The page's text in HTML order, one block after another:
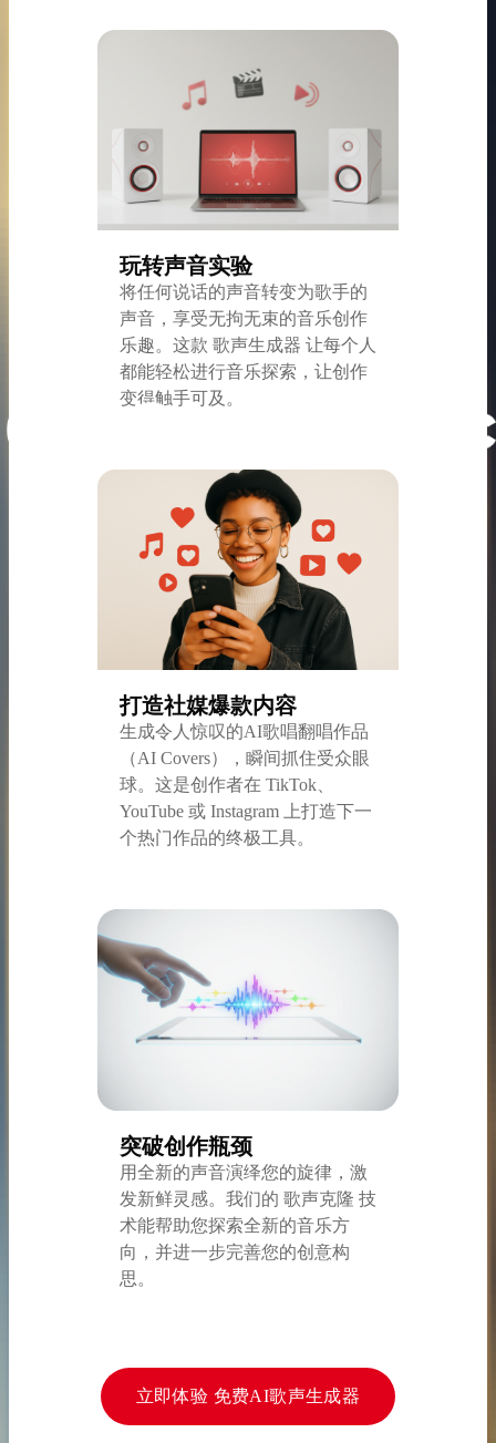
玩转声音实验
将任何说话的声音转变为歌手的
声音，享受无拘无束的音乐创作
乐趣。这款 歌声生成器 让每个人
都能轻松进行音乐探索，让创作
变得触手可及。
打造社媒爆款内容
生成令人惊叹的AI歌唱翻唱作品
（AI Covers），瞬间抓住受众眼
球。这是创作者在 TikTok、
YouTube 或 Instagram 上打造下一
个热门作品的终极工具。
突破创作瓶颈
用全新的声音演绎您的旋律，激
发新鲜灵感。我们的 歌声克隆 技
术能帮助您探索全新的音乐方
向，并进一步完善您的创意构
思。
立即体验 免费AI歌声生成器